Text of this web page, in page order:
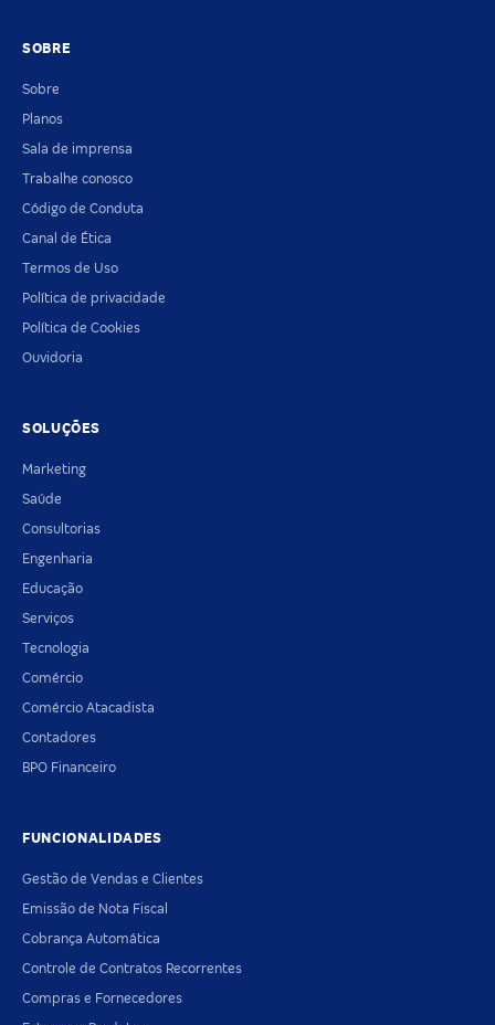
SOBRE
Sobre
Planos
Sala de imprensa
Trabalhe conosco
Código de Conduta
Canal de Ética
Termos de Uso
Política de privacidade
Política de Cookies
Ouvidoria
SOLUÇÕES
Marketing
Saúde
Consultorias
Engenharia
Educação
Serviços
Tecnologia
Comércio
Comércio Atacadista
Contadores
BPO Financeiro
FUNCIONALIDADES
Gestão de Vendas e Clientes
Emissão de Nota Fiscal
Cobrança Automática
Controle de Contratos Recorrentes
Compras e Fornecedores